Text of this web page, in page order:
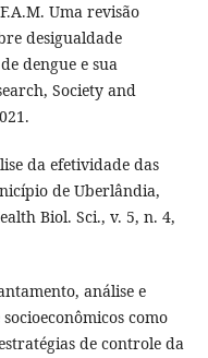
Uma revisão
desigualdade
dengue e sua
Society and
da efetividade das
de Uberlândia,
Biol. Sci., v. 5, n. 4,
análise e
como
de controle da